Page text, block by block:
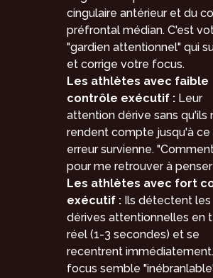
cingulaire antérieur et du
préfrontal médian. C'est
"gardien attentionnel" qui
et corrige votre focus.
Les athlètes avec faible
contrôle exécutif :Leur
attention dérive sans qu'ils
rendent compte jusqu'à ce
erreur survienne.
pour me retrouver à penser
Les athlètes avec fort
exécutif :Ils détectent les
dérives attentionnelles en
réel (1-3 secondes) et se
recentrent
focus semble